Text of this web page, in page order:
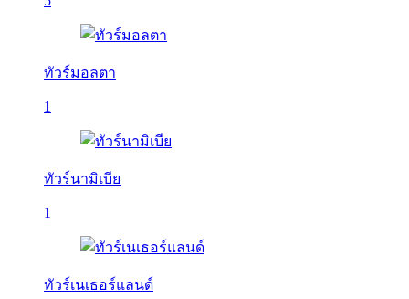
ทัวร์มอลตา
1
ทัวร์นามิเบีย
1
ทัวร์เนเธอร์แลนด์